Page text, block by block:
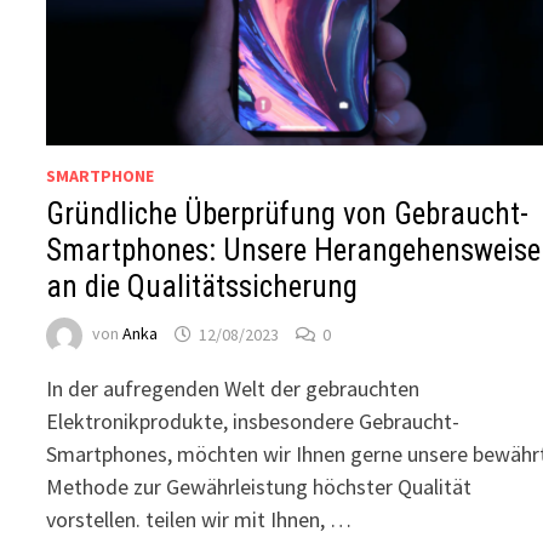
SMARTPHONE
Gründliche Überprüfung von Gebraucht-
Smartphones: Unsere Herangehensweise
an die Qualitätssicherung
vonAnka 12/08/2023 0
In der aufregenden Welt der gebrauchten
Elektronikprodukte, insbesondere Gebraucht-
Smartphones, möchten wir Ihnen gerne unsere
Methode zur Gewährleistung höchster Qualität
vorstellen. teilen wir mit Ihnen, …